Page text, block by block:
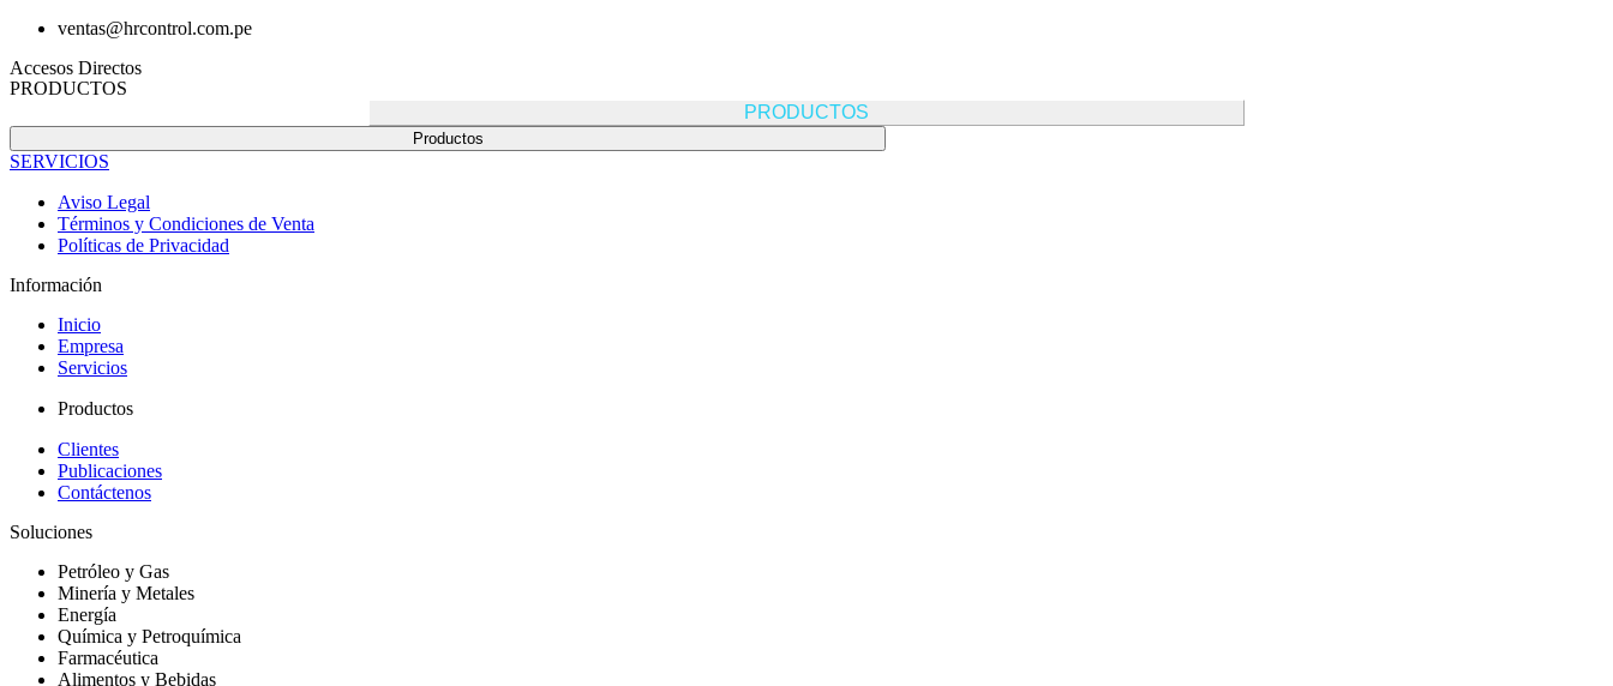
ventas@hrcontrol.com.pe
Accesos Directos
PRODUCTOS
PRODUCTOS
Productos
SERVICIOS
Aviso Legal
Términos y Condiciones de Venta
Políticas de Privacidad
Información
Inicio
Empresa
Servicios
Productos
Clientes
Publicaciones
Contáctenos
Soluciones
Petróleo y Gas
Minería y Metales
Energía
Química y Petroquímica
Farmacéutica
Alimentos y Bebidas